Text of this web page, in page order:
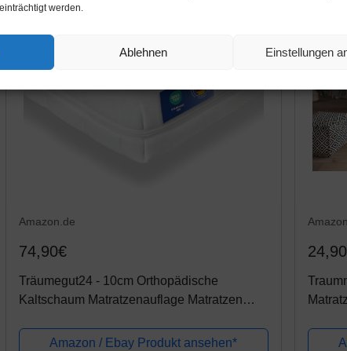
werden.
Ablehnen Einstellungen
Amazon.de
74,90€
Träumegut24 - 10cm Orthopädische
Kaltschaum Matratzenauflage Matratzen
H2 / H3 (140 x 200 cm, H3)
Amazon / Ebay Produkt ansehen*